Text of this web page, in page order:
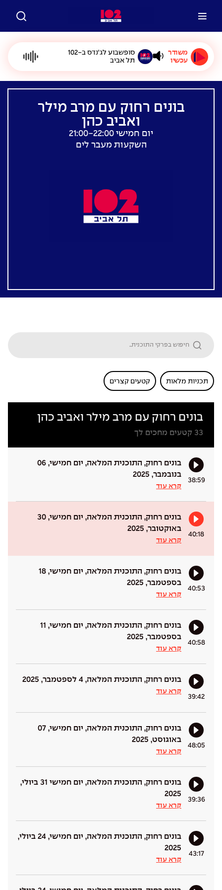
משודר
עכשיו
סופשבוע לג'נדס ב-102
תל אביב
בונים רחוק עם מרב מילר
ואביב כהן
יום חמישי 21:00-22:00
השקעות מעבר לים
תכניות מלאות קטעים קצרים
בונים רחוק עם מרב מילר ואביב כהן
33 קטעים מחכים לך
38:59
בונים רחוק, התוכנית המלאה, יום חמישי, 06
בנובמבר, 2025
קרא עוד
40:18
בונים רחוק, התוכנית המלאה, יום חמישי, 30
באוקטובר, 2025
קרא עוד
40:53
בונים רחוק, התוכנית המלאה, יום חמישי, 18
בספטמבר, 2025
קרא עוד
40:58
בונים רחוק, התוכנית המלאה, יום חמישי, 11
בספטמבר, 2025
קרא עוד
39:42
בונים רחוק, התוכנית המלאה, 4 לספטמבר, 2025
קרא עוד
48:05
בונים רחוק, התוכנית המלאה, יום חמישי, 07
באוגוסט, 2025
קרא עוד
39:36
בונים רחוק, התוכנית המלאה, יום חמישי 31 ביולי,
2025
קרא עוד
43:17
בונים רחוק, התוכנית המלאה, יום חמישי, 24 ביולי,
2025
קרא עוד